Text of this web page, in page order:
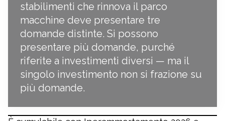
stabilimenti che rinnova il parco
macchine deve presentare tre
domande distinte. Si possono
presentare più domande, purché
riferite a investimenti diversi — ma il
singolo investimento non si frazione su
più domande.